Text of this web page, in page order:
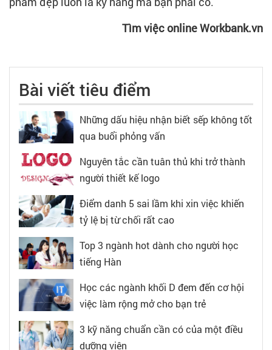
Tìm việc online Workbank.vn
Bài viết tiêu điểm
Những dấu hiệu nhận biết sếp không tốt
qua buổi phỏng vấn
Nguyên tắc cần tuân thủ khi trở thành
người thiết kế logo
Điểm danh 5 sai lầm khi xin việc khiến
tỷ lệ bị từ chối rất cao
Top 3 ngành hot dành cho người học
tiếng Hàn
Học các ngành khối D đem đến cơ hội
việc làm rộng mở cho bạn trẻ
3 kỹ năng chuẩn cần có của một điều
dưỡng viên